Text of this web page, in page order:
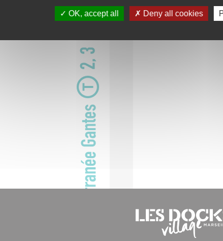
OK, accept all Deny all cookies